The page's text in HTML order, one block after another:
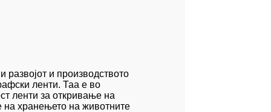
и производството
ленти. Таа е во
ленти за откривање на
на хранењето на животните